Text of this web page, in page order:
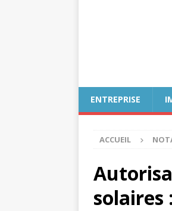
ENTREPRISE
ACCUEIL
solaires